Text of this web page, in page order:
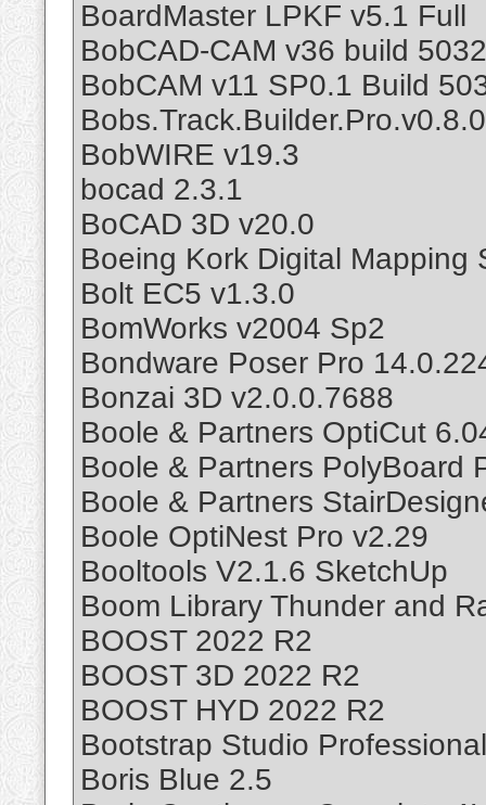
BoardMaster LPKF v5.1 Full
BobCAD-CAM v36 build
BobCAM v11 SP0.1 Build
BobWIRE v19.3
bocad 2.3.1
BoCAD 3D v20.0
Boeing Kork Digital Mapping
Bolt EC5 v1.3.0
BomWorks v2004 Sp2
Bondware Poser Pro
Bonzai 3D v2.0.0.7688
Boole & Partners OptiCut
Boole & Partners PolyBoard
Boole & Partners
Boole OptiNest Pro v2.29
Booltools V2.1.6 SketchUp
Boom Library Thunder and
BOOST 2022 R2
BOOST 3D 2022 R2
BOOST HYD 2022 R2
Bootstrap Studio
Boris Blue 2.5